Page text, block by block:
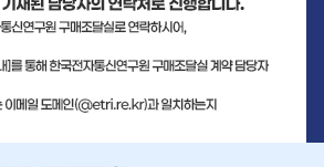
기술예고 중소기업 지원
보유특허 이전가능 기술
융합기술연구생산센터 반도체실험실